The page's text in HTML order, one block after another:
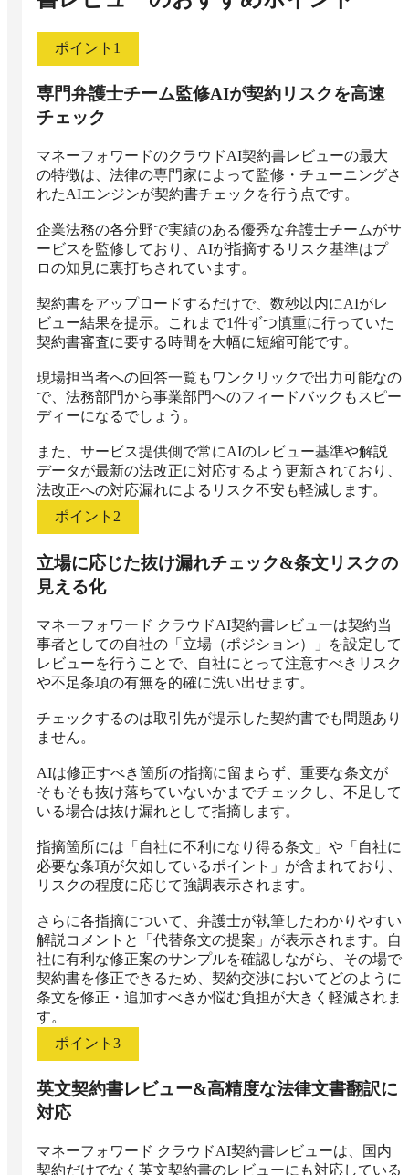
ポイント 1
専門弁護士チーム監修AIが契約リスクを高速
チェック
マネーフォワードのクラウドAI契約書レビューの最大
の特徴は、法律の専門家によって監修・チューニングさ
れたAIエンジンが契約書チェックを行う点です。
企業法務の各分野で実績のある優秀な弁護士チームがサ
ービスを監修しており、AIが指摘するリスク基準はプ
ロの知見に裏打ちされています。
契約書をアップロードするだけで、数秒以内にAIがレ
ビュー結果を提示。これまで1件ずつ慎重に行っていた
契約書審査に要する時間を大幅に短縮可能です。
現場担当者への回答一覧もワンクリックで出力可能なの
で、法務部門から事業部門へのフィードバックもスピー
ディーになるでしょう。
また、サービス提供側で常にAIのレビュー基準や解説
データが最新の法改正に対応するよう更新されており、
法改正への対応漏れによるリスク不安も軽減します。
ポイント 2
立場に応じた抜け漏れチェック&条文リスクの
見える化
マネーフォワード クラウドAI契約書レビューは契約当
事者としての自社の「立場（ポジション）」を設定して
レビューを行うことで、自社にとって注意すべきリスク
や不足条項の有無を的確に洗い出せます。
チェックするのは取引先が提示した契約書でも問題あり
ません。
AIは修正すべき箇所の指摘に留まらず、重要な条文が
そもそも抜け落ちていないかまでチェックし、不足して
いる場合は抜け漏れとして指摘します。
指摘箇所には「自社に不利になり得る条文」や「自社に
必要な条項が欠如しているポイント」が含まれており、
リスクの程度に応じて強調表示されます。
さらに各指摘について、弁護士が執筆したわかりやすい
解説コメントと「代替条文の提案」が表示されます。自
社に有利な修正案のサンプルを確認しながら、その場で
契約書を修正できるため、契約交渉においてどのように
条文を修正・追加すべきか悩む負担が大きく軽減されま
す。
ポイント 3
英文契約書レビュー&高精度な法律文書翻訳に
対応
マネーフォワード クラウドAI契約書レビューは、国内
契約だけでなく英文契約書のレビューにも対応している